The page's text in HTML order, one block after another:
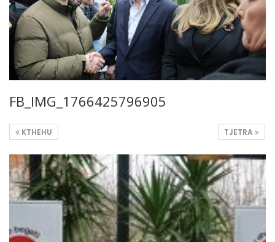
FB_IMG_1766425796905
TJETRA
KTHEHU